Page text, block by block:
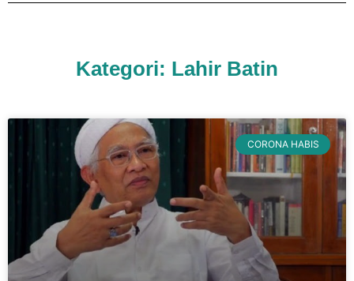
Kategori: Lahir Batin
CORONA HABIS